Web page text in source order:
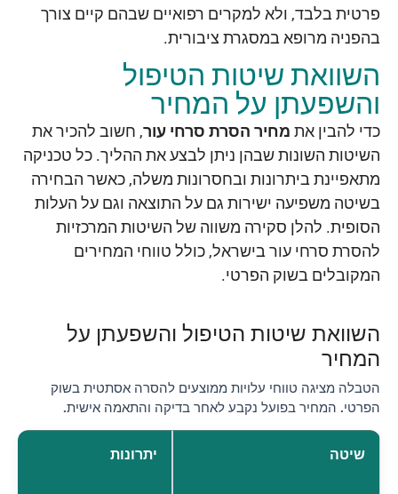
פרטית בלבד, ולא למקרים רפואיים שבהם קיים צורך
בהפניה מרופא במסגרת ציבורית.
השוואת שיטות הטיפול
והשפעתן על המחיר
כדי להבין את מחיר הסרת סרחי עור, חשוב להכיר את
השיטות השונות שבהן ניתן לבצע את ההליך. כל טכניקה
מתאפיינת ביתרונות ובחסרונות משלה, כאשר הבחירה
בשיטה משפיעה ישירות גם על התוצאה וגם על העלות
הסופית. להלן סקירה משווה של השיטות המרכזיות
להסרת סרחי עור בישראל, כולל טווחי המחירים
המקובלים בשוק הפרטי.
השוואת שיטות הטיפול והשפעתן על
המחיר
הטבלה מציגה טווחי עלויות ממוצעים להסרה אסתטית בשוק
הפרטי. המחיר בפועל נקבע לאחר בדיקה והתאמה אישית.
שיטה יתרונות